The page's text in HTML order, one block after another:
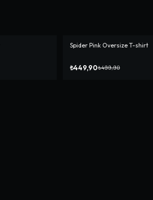
-%10
Spider Pink Oversize T-shirt
₺449,90₺499,90